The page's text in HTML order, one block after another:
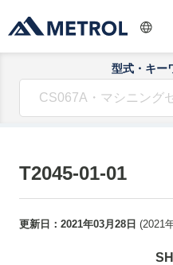
型式・キー
T2045-01-01
更新日： 2021年03月28日 (2021